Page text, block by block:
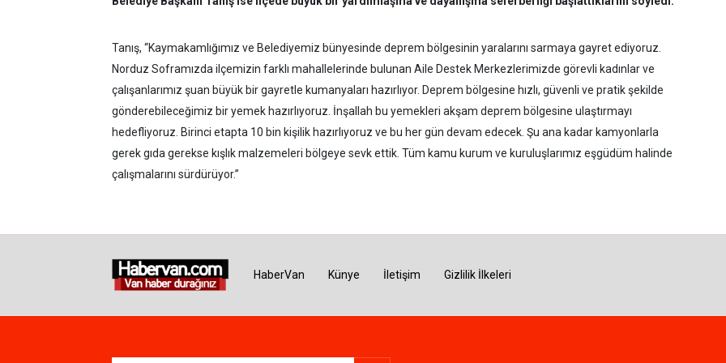
Tanış, “Kaymakamlığımız ve Belediyemiz bünyesinde deprem bölgesinin yaralarını sarmaya gayret ediyoruz.
Norduz Soframızda ilçemizin farklı mahallelerinde bulunan Aile Destek Merkezlerimizde görevli kadınlar ve
çalışanlarımız şuan büyük bir gayretle kumanyaları hazırlıyor. Deprem bölgesine hızlı, güvenli ve pratik şekilde
gönderebileceğimiz bir yemek hazırlıyoruz. İnşallah bu yemekleri akşam deprem bölgesine ulaştırmayı
hedefliyoruz. Birinci etapta 10 bin kişilik hazırlıyoruz ve bu her gün devam edecek. Şu ana kadar kamyonlarla
gerek gıda gerekse kışlık malzemeleri bölgeye sevk ettik. Tüm kamu kurum ve kuruluşlarımız eşgüdüm halinde
çalışmalarını sürdürüyor.”
HaberVan Künye İletişim Gizlilik İlkeleri